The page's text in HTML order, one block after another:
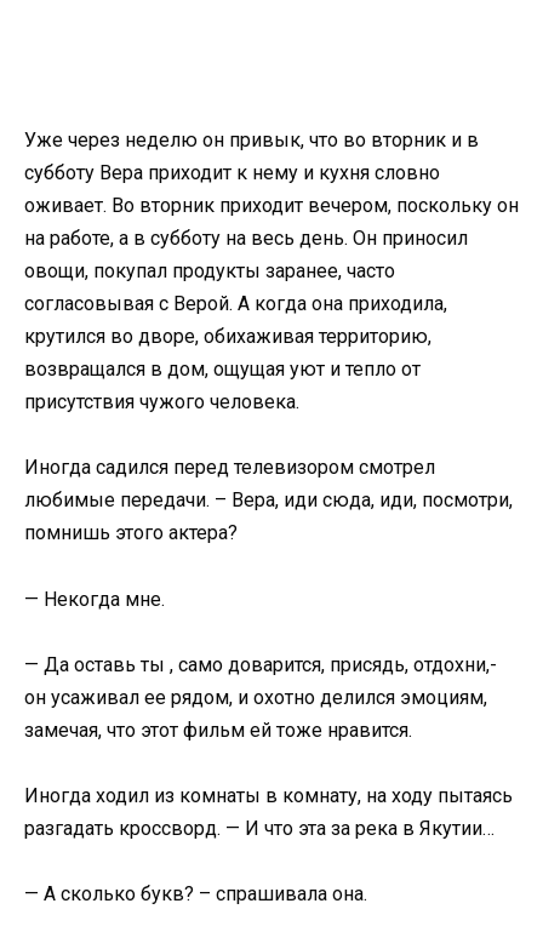
Уже через неделю он привык, что во вторник и в
субботу Вера приходит к нему и кухня словно
оживает. Во вторник приходит вечером, поскольку он
на работе, а в субботу на весь день. Он приносил
овощи, покупал продукты заранее, часто
согласовывая с Верой. А когда она приходила,
крутился во дворе, обихаживая территорию,
возвращался в дом, ощущая уют и тепло от
присутствия чужого человека.
Иногда садился перед телевизором смотрел
любимые передачи. – Вера, иди сюда, иди, посмотри,
помнишь этого актера?
— Некогда мне.
— Да оставь ты , само доварится, присядь, отдохни,-
он усаживал ее рядом, и охотно делился эмоциям,
замечая, что этот фильм ей тоже нравится.
Иногда ходил из комнаты в комнату, на ходу пытаясь
разгадать кроссворд. — И что эта за река в Якутии…
— А сколько букв? – спрашивала она.